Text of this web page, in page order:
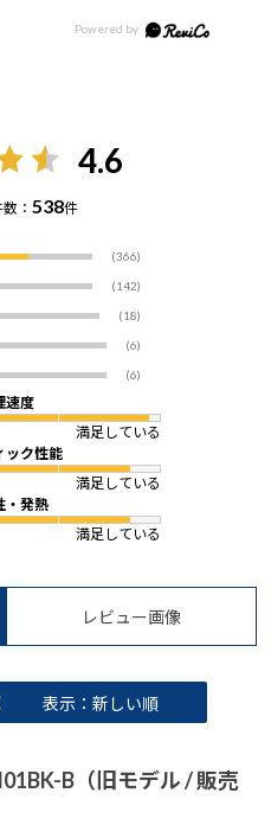
4.6
数：538件
(366)
(142)
(18)
(6)
(6)
速度
満足している
ック性能
満足している
・発熱
満足している
レビュー画像
表示：新しい順
B（旧モデル / 販売